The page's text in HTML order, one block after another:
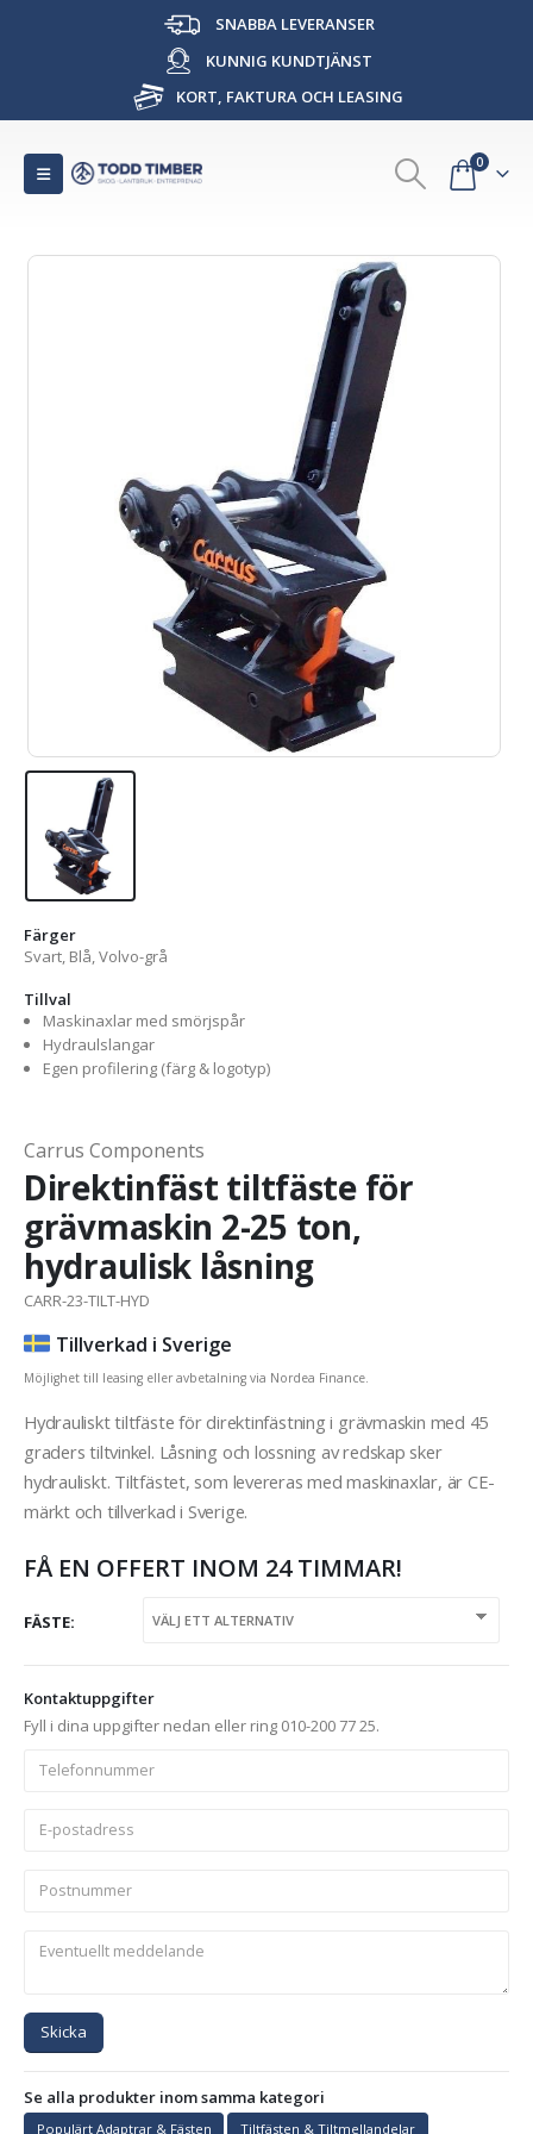
SNABBA LEVERANSER
KUNNIG KUNDTJÄNST
KORT, FAKTURA OCH LEASING
0
Färger
Svart, Blå, Volvo-grå
Tillval
Maskinaxlar med smörjspår
Hydraulslangar
Egen profilering (färg & logotyp)
Carrus Components
Direktinfäst tiltfäste för
grävmaskin 2-25 ton,
hydraulisk låsning
CARR-23-TILT-HYD
Tillverkad i Sverige
Möjlighet till leasing eller avbetalning via Nordea Finance.
Hydrauliskt tiltfäste för direktinfästning i grävmaskin med 45
graders tiltvinkel. Låsning och lossning av redskap sker
hydrauliskt. Tiltfästet, som levereras med maskinaxlar, är CE-
märkt och tillverkad i Sverige.
FÅ EN OFFERT INOM 24 TIMMAR!
FÄSTE
Kontaktuppgifter
Fyll i dina uppgifter nedan eller ring 010-200 77 25.
Skicka
Se alla produkter inom samma kategori
Populärt Adaptrar & Fästen Tiltfästen & Tiltmellandelar